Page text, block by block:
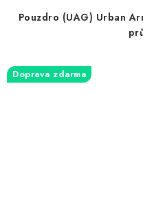
Pouzdro (UAG) Urban
Doprava zdarma